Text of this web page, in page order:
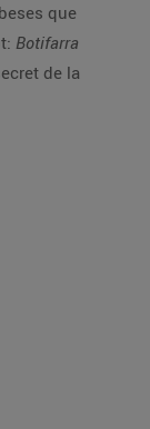
ho diu tot: Botifarra
de la